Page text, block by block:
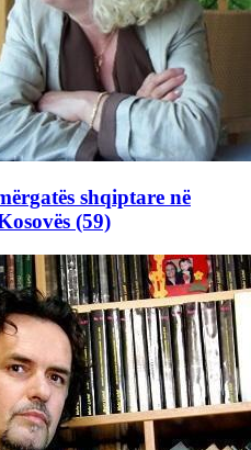
shqiptare në
(59)